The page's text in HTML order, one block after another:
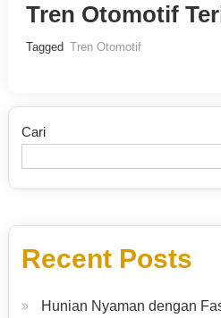
Tren Otomotif
Tagged Tren Otomotif
Cari
Recent Posts
Hunian Nyaman dengan